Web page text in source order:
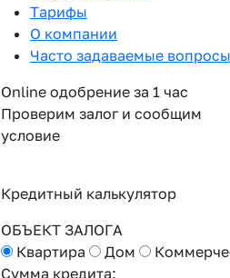
Тарифы
О компании
Часто задаваемые вопросы
Online одобрение за 1 час
Проверим залог и сообщим
условие
Кредитный калькулятор
ОБЪЕКТ ЗАЛОГА
Квартира
Дом
Сумма кредита: